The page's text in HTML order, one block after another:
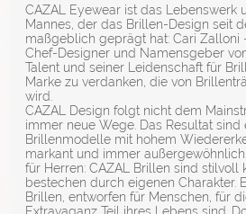
CAZAL Eyewear ist das Lebenswerk
Mannes, der das Brillen-Design seit
maßgeblich geprägt hat: Cari Zalloni
Chef-Designer und Namensgeber
Talent und seiner Leidenschaft für
Marke zu verdanken, die von
wird.
CAZAL Design folgt nicht dem
immer neue Wege. Das Resultat
Brillenmodelle mit hohem
markant und immer
für Herren: CAZAL Brillen sind stilvoll
bestechen durch eigenen Charakter.
Brillen, entworfen für Menschen, für